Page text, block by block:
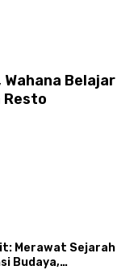
Belajar
Resto
Merawat Sejarah
Budaya,